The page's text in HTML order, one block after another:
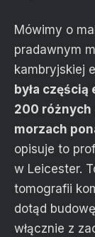
Mówimy o
pradawnym
kambryjskiej
była
200 różnych
morzach
opisuje to
w Leicester.
tomografii
dotąd
włącznie z